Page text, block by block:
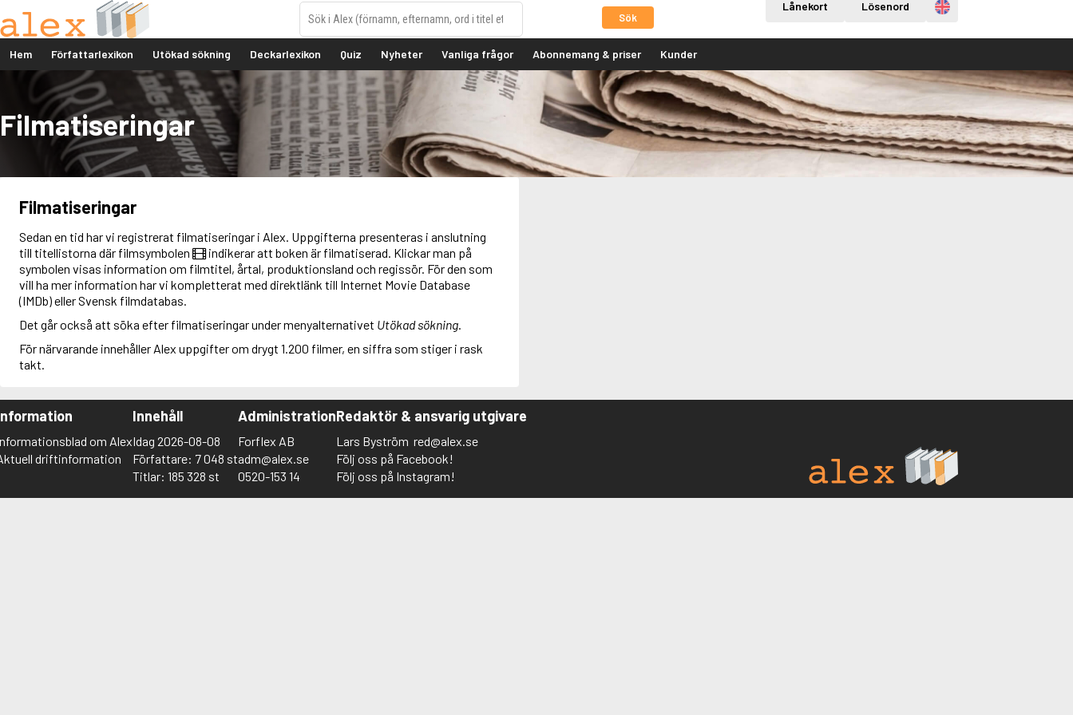
Sök
Lånekort Lösenord Engelska
Hem Författarlexikon Utökad sökning Deckarlexikon Quiz Nyheter Vanliga frågor Abonnemang & priser Kunder
Filmatiseringar
Filmatiseringar
Sedan en tid har vi registrerat filmatiseringar i Alex. Uppgifterna presenteras i anslutning
till titellistorna där filmsymbolen
indikerar att boken är filmatiserad. Klickar man på
symbolen visas information om filmtitel, årtal, produktionsland och regissör. För den som
vill ha mer information har vi kompletterat med direktlänk till Internet Movie Database
(IMDb) eller Svensk filmdatabas.
Det går också att söka efter filmatiseringar under menyalternativet Utökad sökning.
För närvarande innehåller Alex uppgifter om drygt 1.200 filmer, en siffra som stiger i rask
takt.
om Alex
driftinformation
Innehåll
Idag 2026-08-08
Författare: 7 048 st
Titlar: 185 328 st
Administration
Forflex AB
adm@alex.se
0520-153 14
Redaktör & ansvarig utgivare
Lars Byström red@alex.se
Följ oss på Facebook!
Följ oss på Instagram!